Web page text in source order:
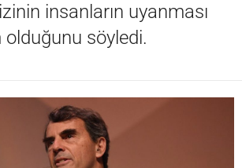
insanların uyanması
söyledi.